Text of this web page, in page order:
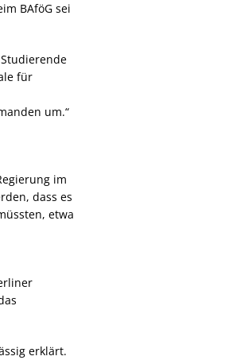
BAföG sei
für
um.“
im
dass es
etwa
erklärt.